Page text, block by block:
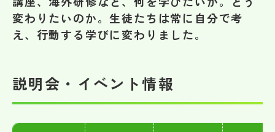
お問い合わせ
サイトマップ
運営会社
変わりたいのか。生徒たちは常に自分で考
え、行動する学びに変わりました。
説明会・イベント情報